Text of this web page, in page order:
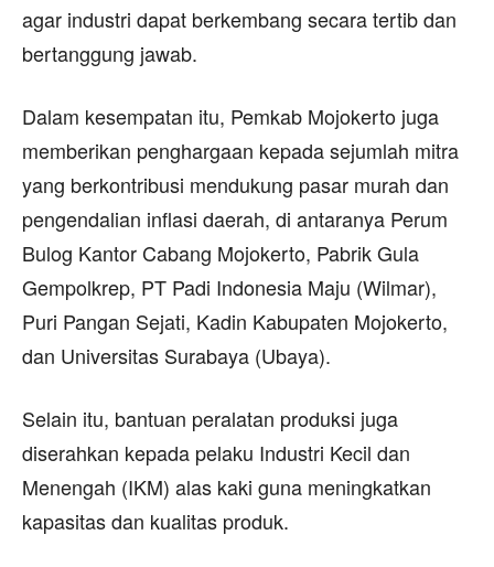
agar industri dapat berkembang secara tertib dan
bertanggung jawab.
Dalam kesempatan itu, Pemkab Mojokerto juga
memberikan penghargaan kepada sejumlah mitra
yang berkontribusi mendukung pasar murah dan
pengendalian inflasi daerah, di antaranya Perum
Bulog Kantor Cabang Mojokerto, Pabrik Gula
Gempolkrep, PT Padi Indonesia Maju (Wilmar),
Puri Pangan Sejati, Kadin Kabupaten Mojokerto,
dan Universitas Surabaya (Ubaya).
Selain itu, bantuan peralatan produksi juga
diserahkan kepada pelaku Industri Kecil dan
Menengah (IKM) alas kaki guna meningkatkan
kapasitas dan kualitas produk.